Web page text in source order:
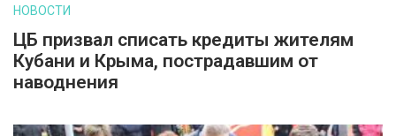
НОВОСТИ
ЦБ призвал списать кредиты жителям
Кубани и Крыма, пострадавшим от
наводнения